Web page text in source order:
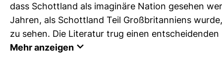
dass Schottland als imaginäre Nation gesehen
Jahren, als Schottland Teil Großbritanniens
zu sehen. Die Literatur trug einen
Mehr anzeigen